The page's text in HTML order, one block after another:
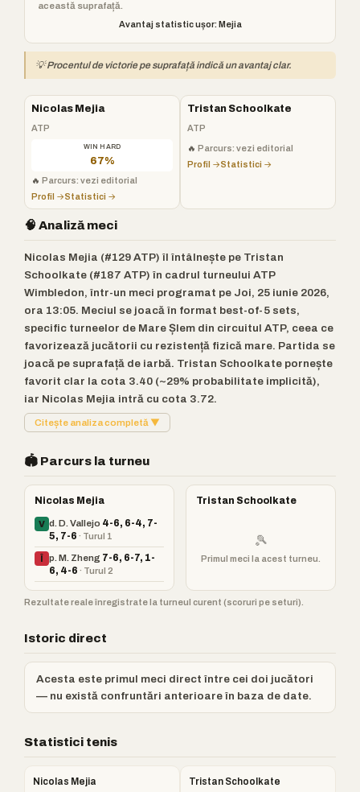
această suprafață.
Avantaj statistic ușor: Mejia
💡 Procentul de victorie pe suprafață indică un avantaj clar.
Nicolas Mejia
ATP
WIN HARD
67%
🔥 Parcurs: vezi editorial
Profil →Statistici →
Tristan Schoolkate
ATP
🔥 Parcurs: vezi editorial
Profil →Statistici →
🧠 Analiză meci
Nicolas Mejia (#129 ATP) îl întâlnește pe Tristan
Schoolkate (#187 ATP) în cadrul turneului ATP
Wimbledon, într-un meci programat pe Joi, 25 iunie 2026,
ora 13:05. Meciul se joacă în format best-of-5 sets,
specific turneelor de Mare Șlem din circuitul ATP, ceea ce
favorizează jucătorii cu rezistență fizică mare. Partida se
joacă pe suprafață de iarbă. Tristan Schoolkate pornește
favorit clar la cota 3.40 (~29% probabilitate implicită),
iar Nicolas Mejia intră cu cota 3.72.
Citește analiza completă ▼
🏟️ Parcurs la turneu
Nicolas Mejia
V d. D. Vallejo 4-6, 6-4, 7-
5, 7-6 · Turul 1
Î p. M. Zheng 7-6, 6-7, 1-
6, 4-6 · Turul 2
Tristan Schoolkate
🎾
Primul meci la acest turneu.
Rezultate reale înregistrate la turneul curent (scoruri pe seturi).
Istoric direct
Acesta este primul meci direct între cei doi jucători
— nu există confruntări anterioare în baza de date.
Statistici tenis
Nicolas Mejia Tristan Schoolkate